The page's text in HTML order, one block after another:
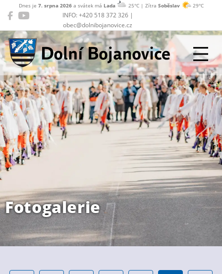
INFO: +420 518 372 326 |
obec@dolnibojanovice.cz
Dnes je 7. srpna 2026a svátek má Lada 25°C | Zítra Soběslav 29°C
Dolní Bojanovice
Fotogalerie